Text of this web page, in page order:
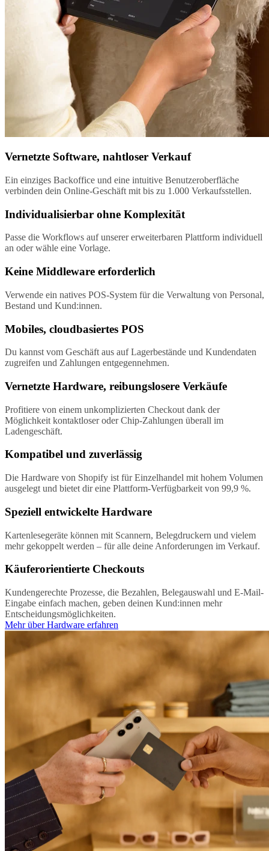
Vernetzte Software, nahtloser Verkauf
Ein einziges Backoffice und eine intuitive Benutzeroberfläche
verbinden dein Online-Geschäft mit bis zu 1.000 Verkaufsstellen.
Individualisierbar ohne Komplexität
Passe die Workflows auf unserer erweiterbaren Plattform individuell
an oder wähle eine Vorlage.
Keine Middleware erforderlich
Verwende ein natives POS-System für die Verwaltung von Personal,
Bestand und Kund:innen.
Mobiles, cloudbasiertes POS
Du kannst vom Geschäft aus auf Lagerbestände und Kundendaten
zugreifen und Zahlungen entgegennehmen.
Vernetzte Hardware, reibungslosere Verkäufe
Profitiere von einem unkomplizierten Checkout dank der
Möglichkeit kontaktloser oder Chip-Zahlungen überall im
Ladengeschäft.
Kompatibel und zuverlässig
Die Hardware von Shopify ist für Einzelhandel mit hohem Volumen
ausgelegt und bietet dir eine Plattform-Verfügbarkeit von 99,9 %.
Speziell entwickelte Hardware
Kartenlesegeräte können mit Scannern, Belegdruckern und vielem
mehr gekoppelt werden – für alle deine Anforderungen im Verkauf.
Käuferorientierte Checkouts
Kundengerechte Prozesse, die Bezahlen, Belegauswahl und E-Mail-
Eingabe einfach machen, geben deinen Kund:innen mehr
Entscheidungsmöglichkeiten.
Mehr über Hardware erfahren